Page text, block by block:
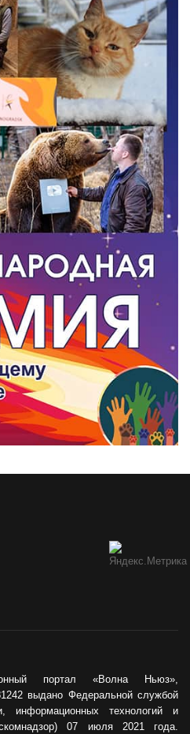
портал «Волна Ньюз»,
выдано Федеральной службой
технологий и
07 июля 2021 года.